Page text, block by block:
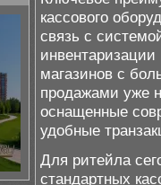
кассового
связь с
магазинов с
продажами уже
оснащенные
удобные
Для ритейла
стандартных